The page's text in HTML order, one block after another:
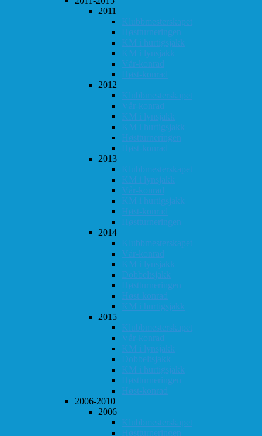
2011
Klubbmesterskapet
Høstturneringen
KM i hurtigsjakk
KM i lynsjakk
Vår-konrad
Høst-konrad
2012
Klubbmesterskapet
Vår-konrad
KM i lynsjakk
KM i hurtigsjakk
Høstturneringen
Høst-konrad
2013
Klubbmesterskapet
KM i lynsjakk
Vår-konrad
KM i hurtigsjakk
Høst-konrad
Høstturneringen
2014
Klubbmesterskapet
Vår-konrad
KM i lynsjakk
Dobbeltsjakk
Høstturneringen
Høst-konrad
KM i hurtigsjakk
2015
Klubbmesterskapet
Vår-konrad
KM i lynsjakk
Dobbeltsjakk
KM i hurtigsjakk
Høstturneringen
Høst-konrad
2006-2010
2006
Klubbmesterskapet
Høstturneringen